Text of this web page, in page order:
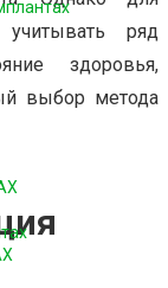
учитывать ряд
здоровья,
выбор метода